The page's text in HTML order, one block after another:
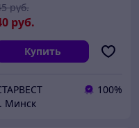
руб.
руб.
Купить
100%
Минск